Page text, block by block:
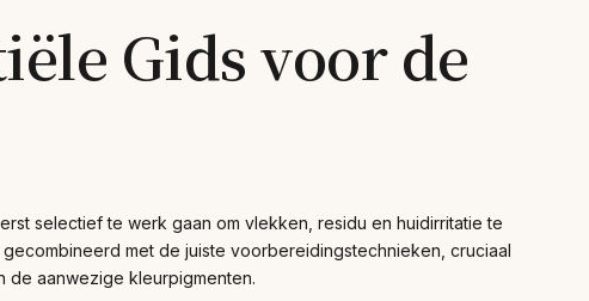
Gids voor de
selectief te werk gaan om vlekken, residu en huidirritatie te
met de juiste voorbereidingstechnieken, cruciaal
de aanwezige kleurpigmenten.